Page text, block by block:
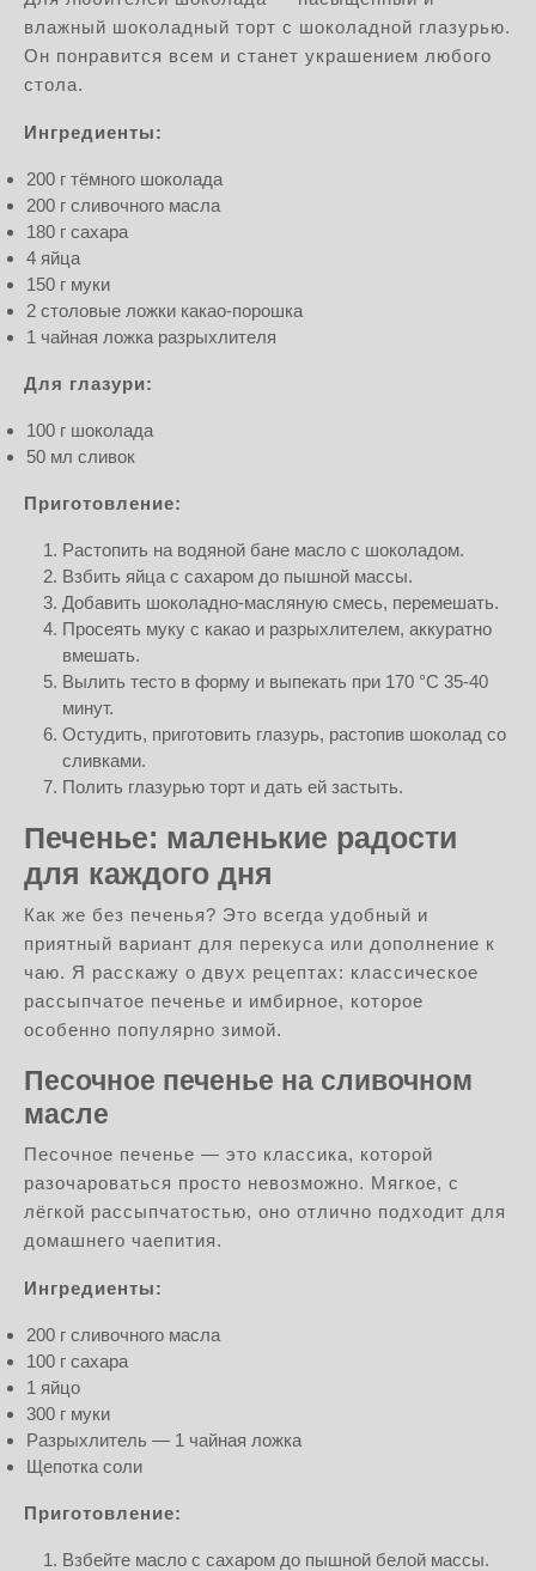
влажный шоколадный торт с шоколадной глазурью.
Он понравится всем и станет украшением любого
стола.
Ингредиенты:
200 г тёмного шоколада
200 г сливочного масла
180 г сахара
4 яйца
150 г муки
2 столовые ложки какао-порошка
1 чайная ложка разрыхлителя
Для глазури:
100 г шоколада
50 мл сливок
Приготовление:
Растопить на водяной бане масло с шоколадом.
Взбить яйца с сахаром до пышной массы.
Добавить шоколадно-масляную смесь, перемешать.
Просеять муку с какао и разрыхлителем, аккуратно
вмешать.
Вылить тесто в форму и выпекать при 170 °C 35-40
минут.
Остудить, приготовить глазурь, растопив шоколад со
сливками.
Полить глазурью торт и дать ей застыть.
Печенье: маленькие радости
для каждого дня
Как же без печенья? Это всегда удобный и
приятный вариант для перекуса или дополнение к
чаю. Я расскажу о двух рецептах: классическое
рассыпчатое печенье и имбирное, которое
особенно популярно зимой.
Песочное печенье на сливочном
масле
Песочное печенье — это классика, которой
разочароваться просто невозможно. Мягкое, с
лёгкой рассыпчатостью, оно отлично подходит для
домашнего чаепития.
Ингредиенты:
200 г сливочного масла
100 г сахара
1 яйцо
300 г муки
Разрыхлитель — 1 чайная ложка
Щепотка соли
Приготовление:
Взбейте масло с сахаром до пышной белой массы.